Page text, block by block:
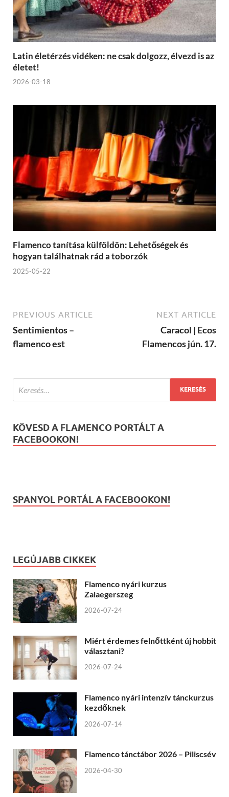
Latin életérzés vidéken: ne csak dolgozz, élvezd is az
életet!
2026-03-18
Flamenco tanítása külföldön: Lehetőségek és
hogyan találhatnak rád a toborzók
2025-05-22
PREVIOUS ARTICLE
Sentimientos –
flamenco est
NEXT ARTICLE
Caracol | Ecos
Flamencos jún. 17.
KÖVESD A FLAMENCO PORTÁLT A
FACEBOOKON!
SPANYOL PORTÁL A FACEBOOKON!
LEGÚJABB CIKKEK
Flamenco nyári kurzus
Zalaegerszeg
2026-07-24
Miért érdemes felnőttként új hobbit
választani?
2026-07-24
Flamenco nyári intenzív tánckurzus
kezdőknek
2026-07-14
Flamenco tánctábor 2026 – Piliscsév
2026-04-30